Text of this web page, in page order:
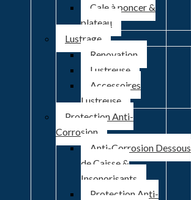
Cale à poncer &
plateau
Lustrage
Renovation
Lustreuse
Accessoires
Lustreuse
Protection Anti-
Corrosion
Anti-Corrosion Dessous
de Caisse &
Insonorisants
Protection Anti-